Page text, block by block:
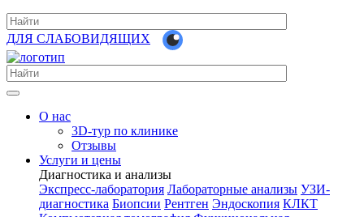
ДЛЯ СЛАБОВИДЯЩИХ
О нас
3D-тур по клинике
Отзывы
Услуги и цены
Диагностика и анализы
Экспресс-лаборатория Лабораторные анализы УЗИ-
диагностика Биопсии Рентген Эндоскопия КЛКТ